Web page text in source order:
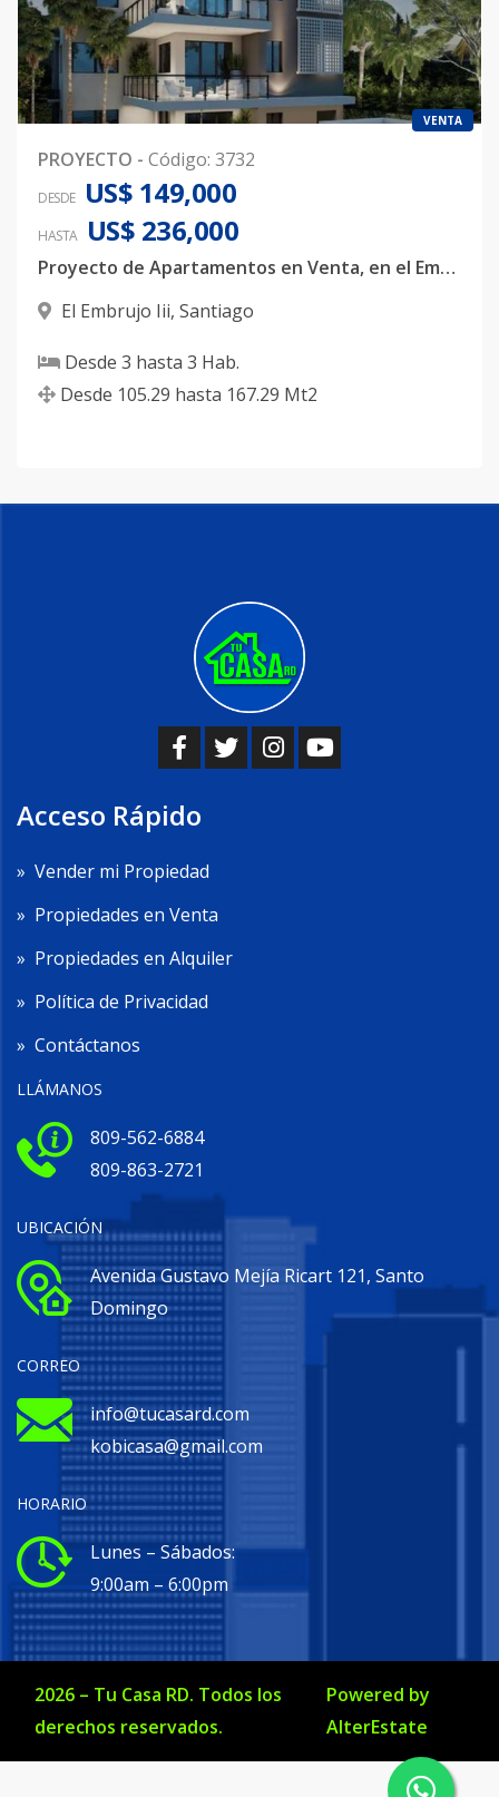
VENTA
PROYECTO - Código: 3732
DESDE US$ 149,000
HASTA US$ 236,000
Proyecto de Apartamentos en Venta, en el Embrujo III, Santiago
El Embrujo Iii, Santiago
Desde 3 hasta 3 Hab.
Desde 105.29 hasta 167.29 Mt2
Acceso Rápido
» Vender mi Propiedad
» Propiedades en Venta
» Propiedades en Alquiler
» Política de Privacidad
» Contáctanos
LLÁMANOS
809-562-6884
809-863-2721
UBICACIÓN
Avenida Gustavo Mejía Ricart 121, Santo
Domingo
CORREO
info@tucasard.com
kobicasa@gmail.com
HORARIO
Lunes – Sábados:
9:00am – 6:00pm
2026 – Tu Casa RD. Todos los
derechos reservados.
Powered by
AlterEstate